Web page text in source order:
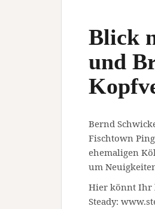
Blick
und
Bernd
Fischtown
ehemaligen
um
Hier könnt Ihr
Steady: